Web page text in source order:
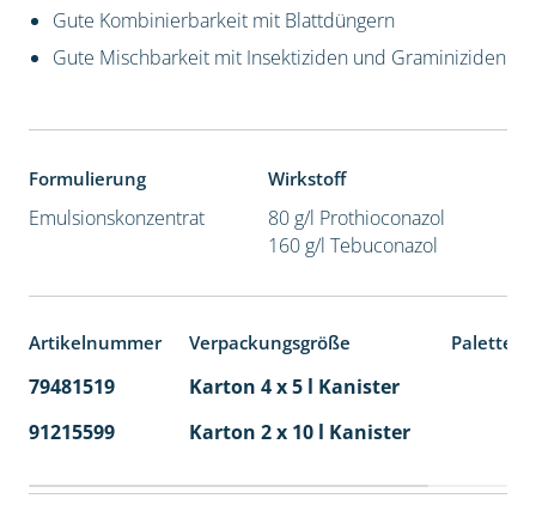
Gute Kombinierbarkeit mit Blattdüngern
Gute Mischbarkeit mit Insektiziden und Graminiziden
Formulierung
Emulsionskonzentrat
Wirkstoff
80 g/l Prothioconazol
160 g/l Tebuconazol
Artikelnummer Verpackungsgröße
79481519 Karton 4 x 5 l Kanister
91215599
Karton 2 x 10 l Kanister